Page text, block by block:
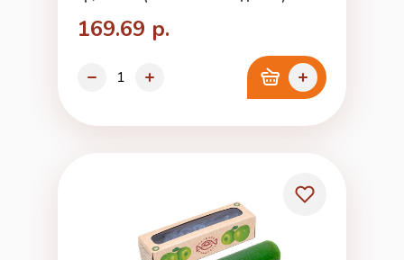
169.69 р.